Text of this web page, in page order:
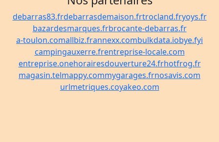
debarras83.frdebarrasdemaison.frtrocland.fryoys.fr
bazardesmarques.frbrocante-debarras.fr
a-toulon.comallbiz.frannexx.combulkdata.iobye.fyi
campingauxerre.frentreprise-locale.com
entreprise.onehorairesdouverture24.frhotfrog.fr
magasin.telmappy.commygarages.frnosavis.com
urlmetriques.coyakeo.com